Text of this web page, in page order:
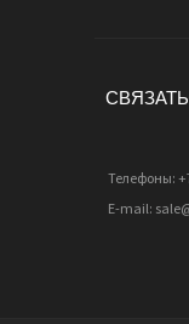
Телефоны:
E-mail: